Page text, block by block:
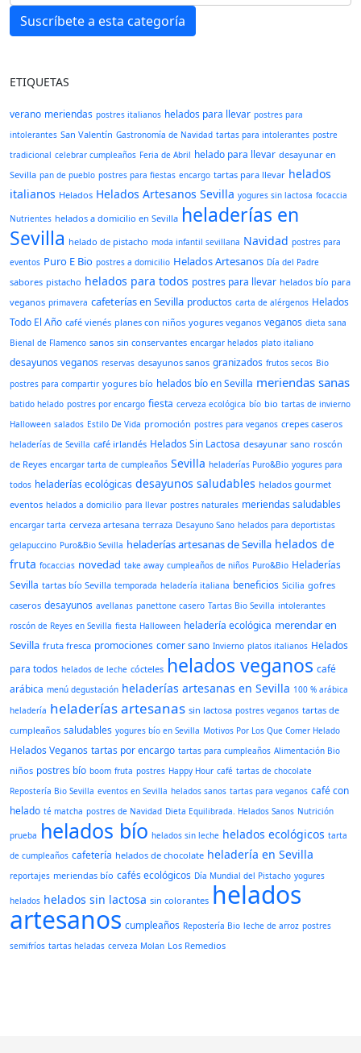
Suscríbete a esta categoría
ETIQUETAS
verano meriendas postres italianos helados para llevar postres para
intolerantes San Valentín Gastronomía de Navidad tartas para intolerantes postre
tradicional celebrar cumpleaños Feria de Abril helado para llevar desayunar en
Sevilla pan de pueblo postres para fiestas encargo tartas para llevar helados
italianos Helados Helados Artesanos Sevilla yogures sin lactosa focaccia
Nutrientes helados a domicilio en Sevilla heladerías en
Sevilla helado de pistacho moda infantil sevillana Navidad postres para
eventos Puro E Bio postres a domicilio Helados Artesanos Día del Padre
sabores pistacho helados para todos postres para llevar helados bío para
veganos primavera cafeterías en Sevilla productos carta de alérgenos Helados
Todo El Año café vienés planes con niños yogures veganos veganos dieta sana
Bienal de Flamenco sanos sin conservantes encargar helados plato italiano
desayunos veganos reservas desayunos sanos granizados frutos secos Bio
postres para compartir yogures bío helados bío en Sevilla meriendas sanas
batido helado postres por encargo fiesta cerveza ecológica bío bio tartas de invierno
Halloween salados Estilo De Vida promoción postres para veganos crepes caseros
heladerías de Sevilla café irlandés Helados Sin Lactosa desayunar sano roscón
de Reyes encargar tarta de cumpleaños Sevilla heladerías Puro&Bio yogures para
todos heladerías ecológicas desayunos saludables helados gourmet
eventos helados a domicilio para llevar postres naturales meriendas saludables
encargar tarta cerveza artesana terraza Desayuno Sano helados para deportistas
gelapuccino Puro&Bio Sevilla heladerías artesanas de Sevilla helados de
fruta focaccias novedad take away cumpleaños de niños Puro&Bio Heladerías
Sevilla tartas bío Sevilla temporada heladería italiana beneficios Sicilia gofres
caseros desayunos avellanas panettone casero Tartas Bio Sevilla intolerantes
roscón de Reyes en Sevilla fiesta Halloween heladería ecológica merendar en
Sevilla fruta fresca promociones comer sano Invierno platos italianos Helados
para todos helados de leche cócteles helados veganos café
arábica menú degustación heladerías artesanas en Sevilla 100 % arábica
heladería heladerías artesanas sin lactosa postres veganos tartas de
cumpleaños saludables yogures bío en Sevilla Motivos Por Los Que Comer Helado
Helados Veganos tartas por encargo tartas para cumpleaños Alimentación Bio
niños postres bío boom fruta postres Happy Hour café tartas de chocolate
Repostería Bio Sevilla eventos en Sevilla helados sanos tartas para veganos café con
helado té matcha postres de Navidad Dieta Equilibrada. Helados Sanos Nutrición
prueba helados bío helados sin leche helados ecológicos tarta
de cumpleaños cafetería helados de chocolate heladería en Sevilla
reportajes meriendas bío cafés ecológicos Día Mundial del Pistacho yogures
helados helados sin lactosa sin colorantes helados
artesanos cumpleaños Repostería Bio leche de arroz postres
semifríos tartas heladas cerveza Molan Los Remedios